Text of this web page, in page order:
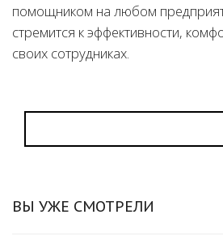
помощником на любом
стремится к эффективности,
своих сотрудниках.
ВЫ УЖЕ СМОТРЕЛИ